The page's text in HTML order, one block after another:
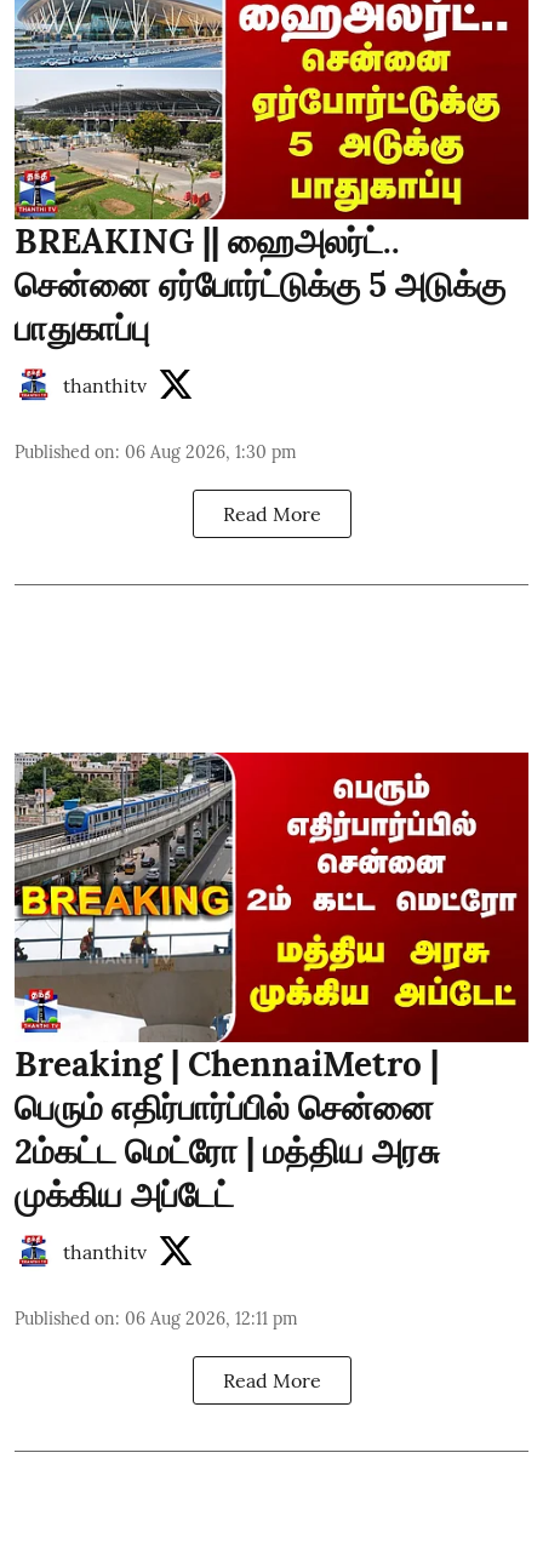
BREAKING || ஹைஅலர்ட்..
சென்னை ஏர்போர்ட்டுக்கு 5 அடுக்கு
பாதுகாப்பு
thanthitv
Published on: 06 Aug 2026, 1:30 pm
Read More
Breaking | ChennaiMetro |
பெரும் எதிர்பார்ப்பில் சென்னை
2ம்கட்ட மெட்ரோ | மத்திய அரசு
முக்கிய அப்டேட்
thanthitv
Published on: 06 Aug 2026, 12:11 pm
Read More